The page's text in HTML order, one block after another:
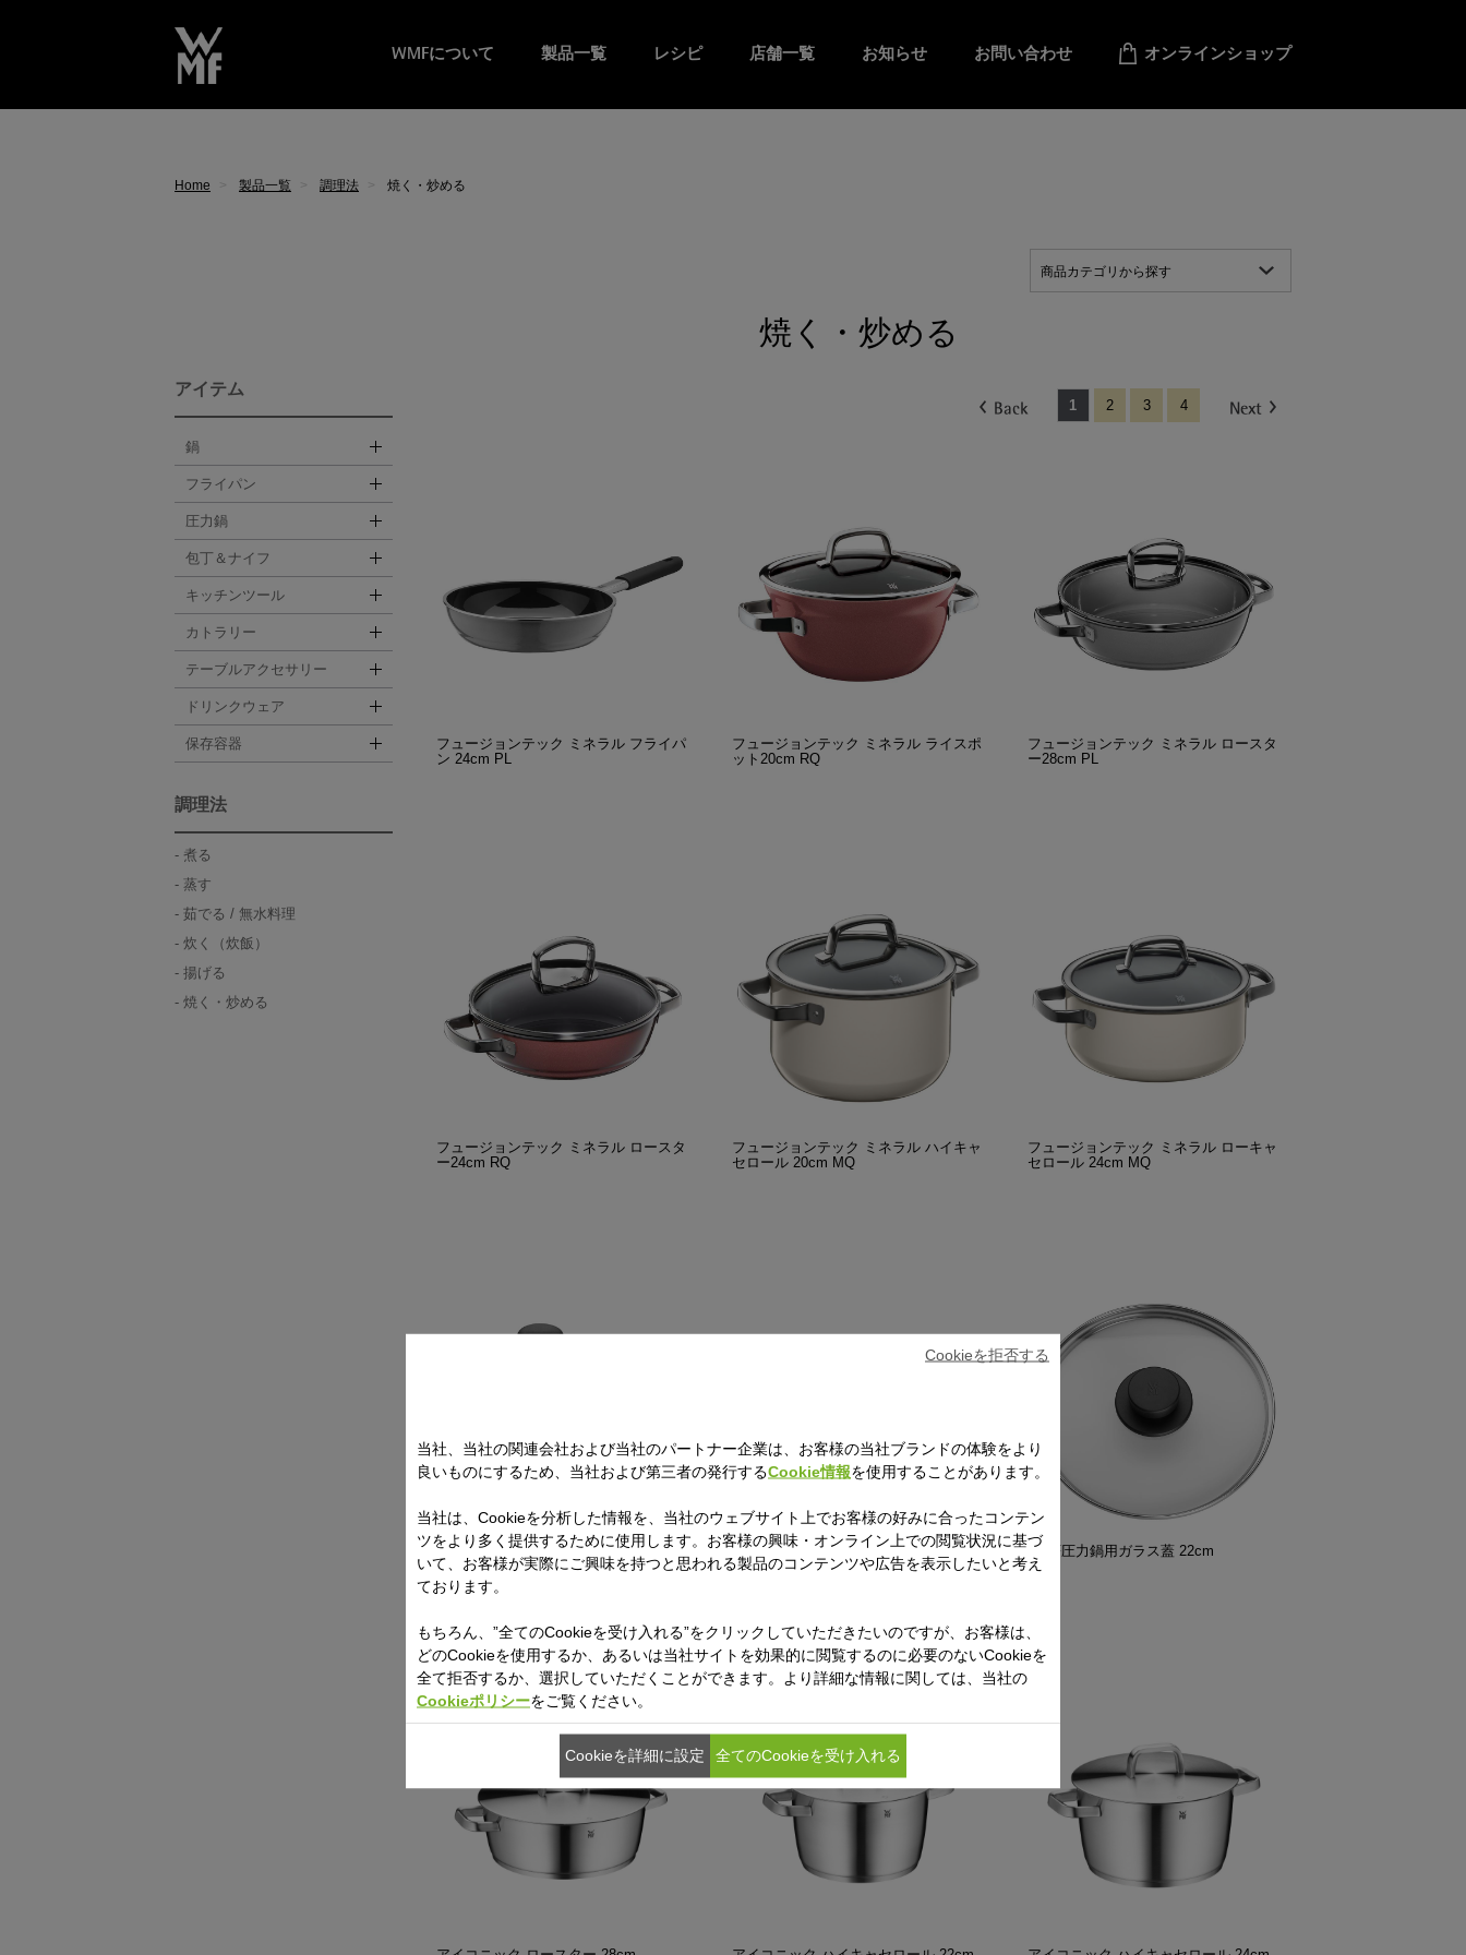
WMFについて 製品一覧 レシピ 店舗一覧 お知らせ お問い合わせ オンラインショップ
Home 製品一覧 調理法 焼く・炒める
アイテム
鍋
フライパン
圧力鍋
包丁＆ナイフ
キッチンツール
カトラリー
テーブルアクセサリー
ドリンクウェア
保存容器
調理法
煮る
蒸す
茹でる / 無水料理
炊く（炊飯）
揚げる
焼く・炒める
商品カテゴリから探す
焼く・炒める
1 2 3 4
フュージョンテック ミネラル フライパ
ン 24cm PL
フュージョンテック ミネラル ライスポ
ット20cm RQ
フュージョンテック ミネラル ロースタ
ー28cm PL
フュージョンテック ミネラル ロースタ
ー24cm RQ
フュージョンテック ミネラル ハイキャ
セロール 20cm MQ
フュージョンテック ミネラル ローキャ
セロール 24cm MQ
フュージョンテック ミネラル マルチポ
ット 14cm MQ
フュージョンテック ミネラル ライスポ
ット 20cm PL
WMF圧力鍋用ガラス蓋 22cm
当社、当社の関連会社および当社のパートナー企業は、お客様の当社ブランドの体験をより
良いものにするため、当社および第三者の発行するCookie情報を使用することがあります。
当社は、Cookieを分析した情報を、当社のウェブサイト上でお客様の好みに合ったコンテン
ツをより多く提供するために使用します。お客様の興味・オンライン上での閲覧状況に基づ
いて、お客様が実際にご興味を持つと思われる製品のコンテンツや広告を表示したいと考え
ております。
もちろん、”全てのCookieを受け入れる”をクリックしていただきたいのですが、お客様は、
どのCookieを使用するか、あるいは当社サイトを効果的に閲覧するのに必要のないCookieを
全て拒否するか、選択していただくことができます。より詳細な情報に関しては、当社の
Cookieポリシーをご覧ください。
Cookieを拒否する
Cookieを詳細に設定 全てのCookieを受け入れる